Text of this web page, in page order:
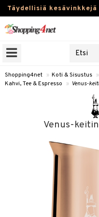
Täydellisiä kesävinkkejä
Kauneudenhoito
Piilolinssit
Koti & Sisustus
Lelut, Lapsi & Vauva
Tuotemerkkejä
Shopping4net » Koti & Sisustus »
Kahvi, Tee & Espresso
» Venus-
Venus-
Tee & Espresso